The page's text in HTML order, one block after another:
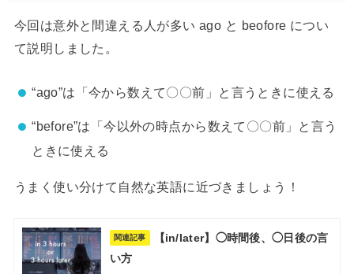
今回は意外と間違える人が多い ago と beofore につい
て説明しました。
“ago”は「今から数えて〇〇前」と言うときに使える
“before”は「今以外の時点から数えて〇〇前」と言う
ときに使える
うまく使い分けて自然な英語に近づきましょう！
関連記事
【in/later】◯時間後、◯日後の言
い方